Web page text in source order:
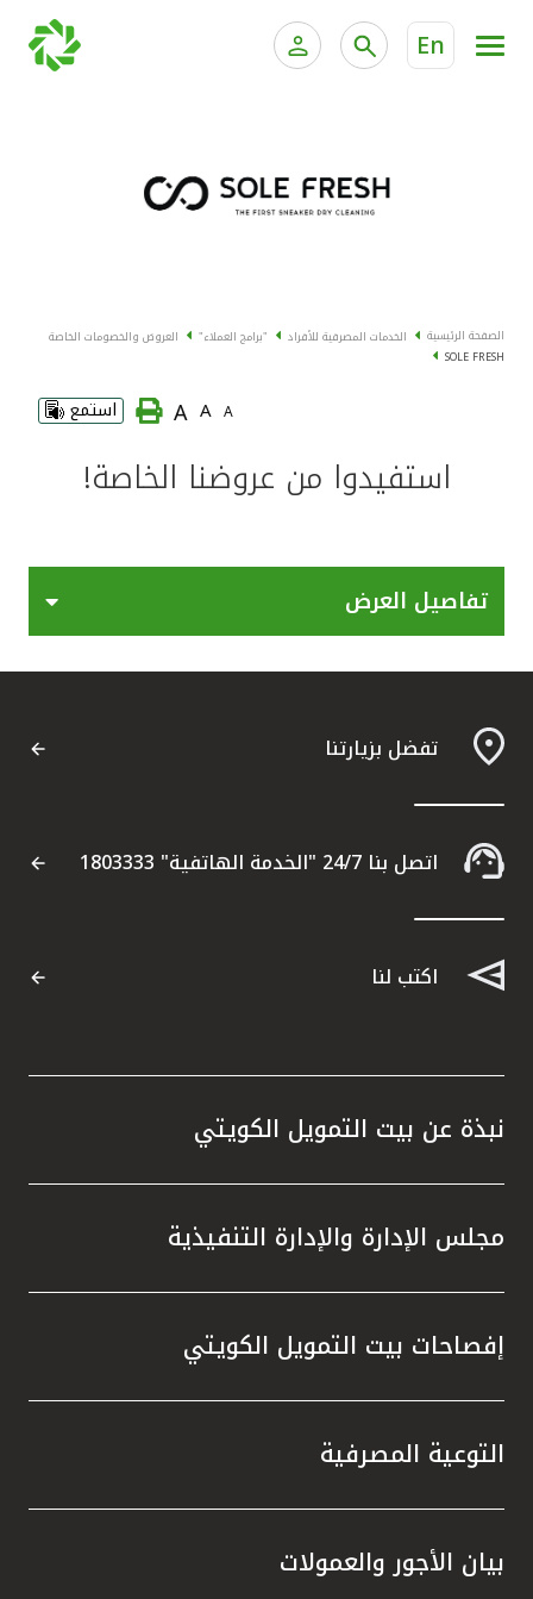
En
الخدمات المصرفية الإلكترونية للشركات
"برامج العملاء"
الاستثمار
القنوات المصرفية
أدوات وخدمات
اتصل بنا
مواقع الفروع وأجهزة الصرف الآلي
ألمانيا
تركيا
مصر
الصفحة الرئيسية الخدمات المصرفية للأفراد "برامج العملاء"
العروض والخصومات الخاصة
SOLE FRESH
A
A
A استمع
استفيدوا من عروضنا الخاصة!
تفاصيل العرض
تفضل بزيارتنا
اتصل بنا 24/7 "الخدمة الهاتفية" 1803333
اكتب لنا
نبذة عن بيت التمويل الكويتي
مجلس الإدارة والإدارة التنفيذية
إفصاحات بيت التمويل الكويتي
التوعية المصرفية
بيان الأجور والعمولات